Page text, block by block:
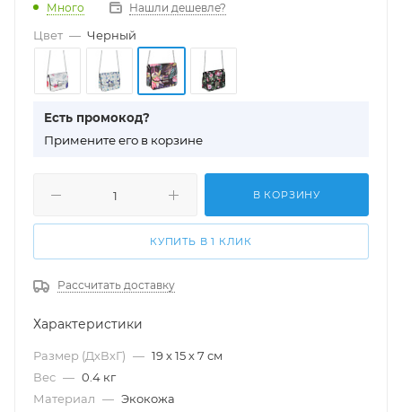
Много Нашли дешевле?
Цвет — Черный
Есть промокод?
Примените его в корзине
В КОРЗИНУ
КУПИТЬ В 1 КЛИК
Рассчитать доставку
Характеристики
Размер (ДхВхГ) — 19 х 15 х 7 см
Вес — 0.4 кг
Материал — Экокожа